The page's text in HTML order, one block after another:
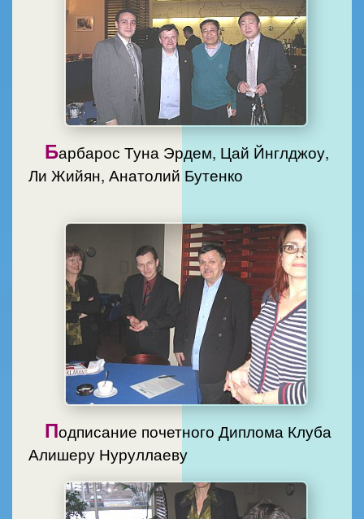
Барбарос Туна Эрдем, Цай Йнглджоу,
Ли Жийян, Анатолий Бутенко
Подписание почетного Диплома Клуба
Алишеру Нуруллаеву